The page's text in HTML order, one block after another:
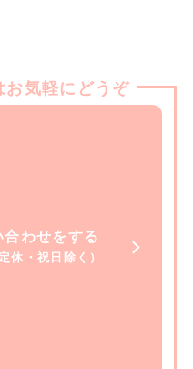
お気軽にどうぞ
わせをする
休・祝日除く）